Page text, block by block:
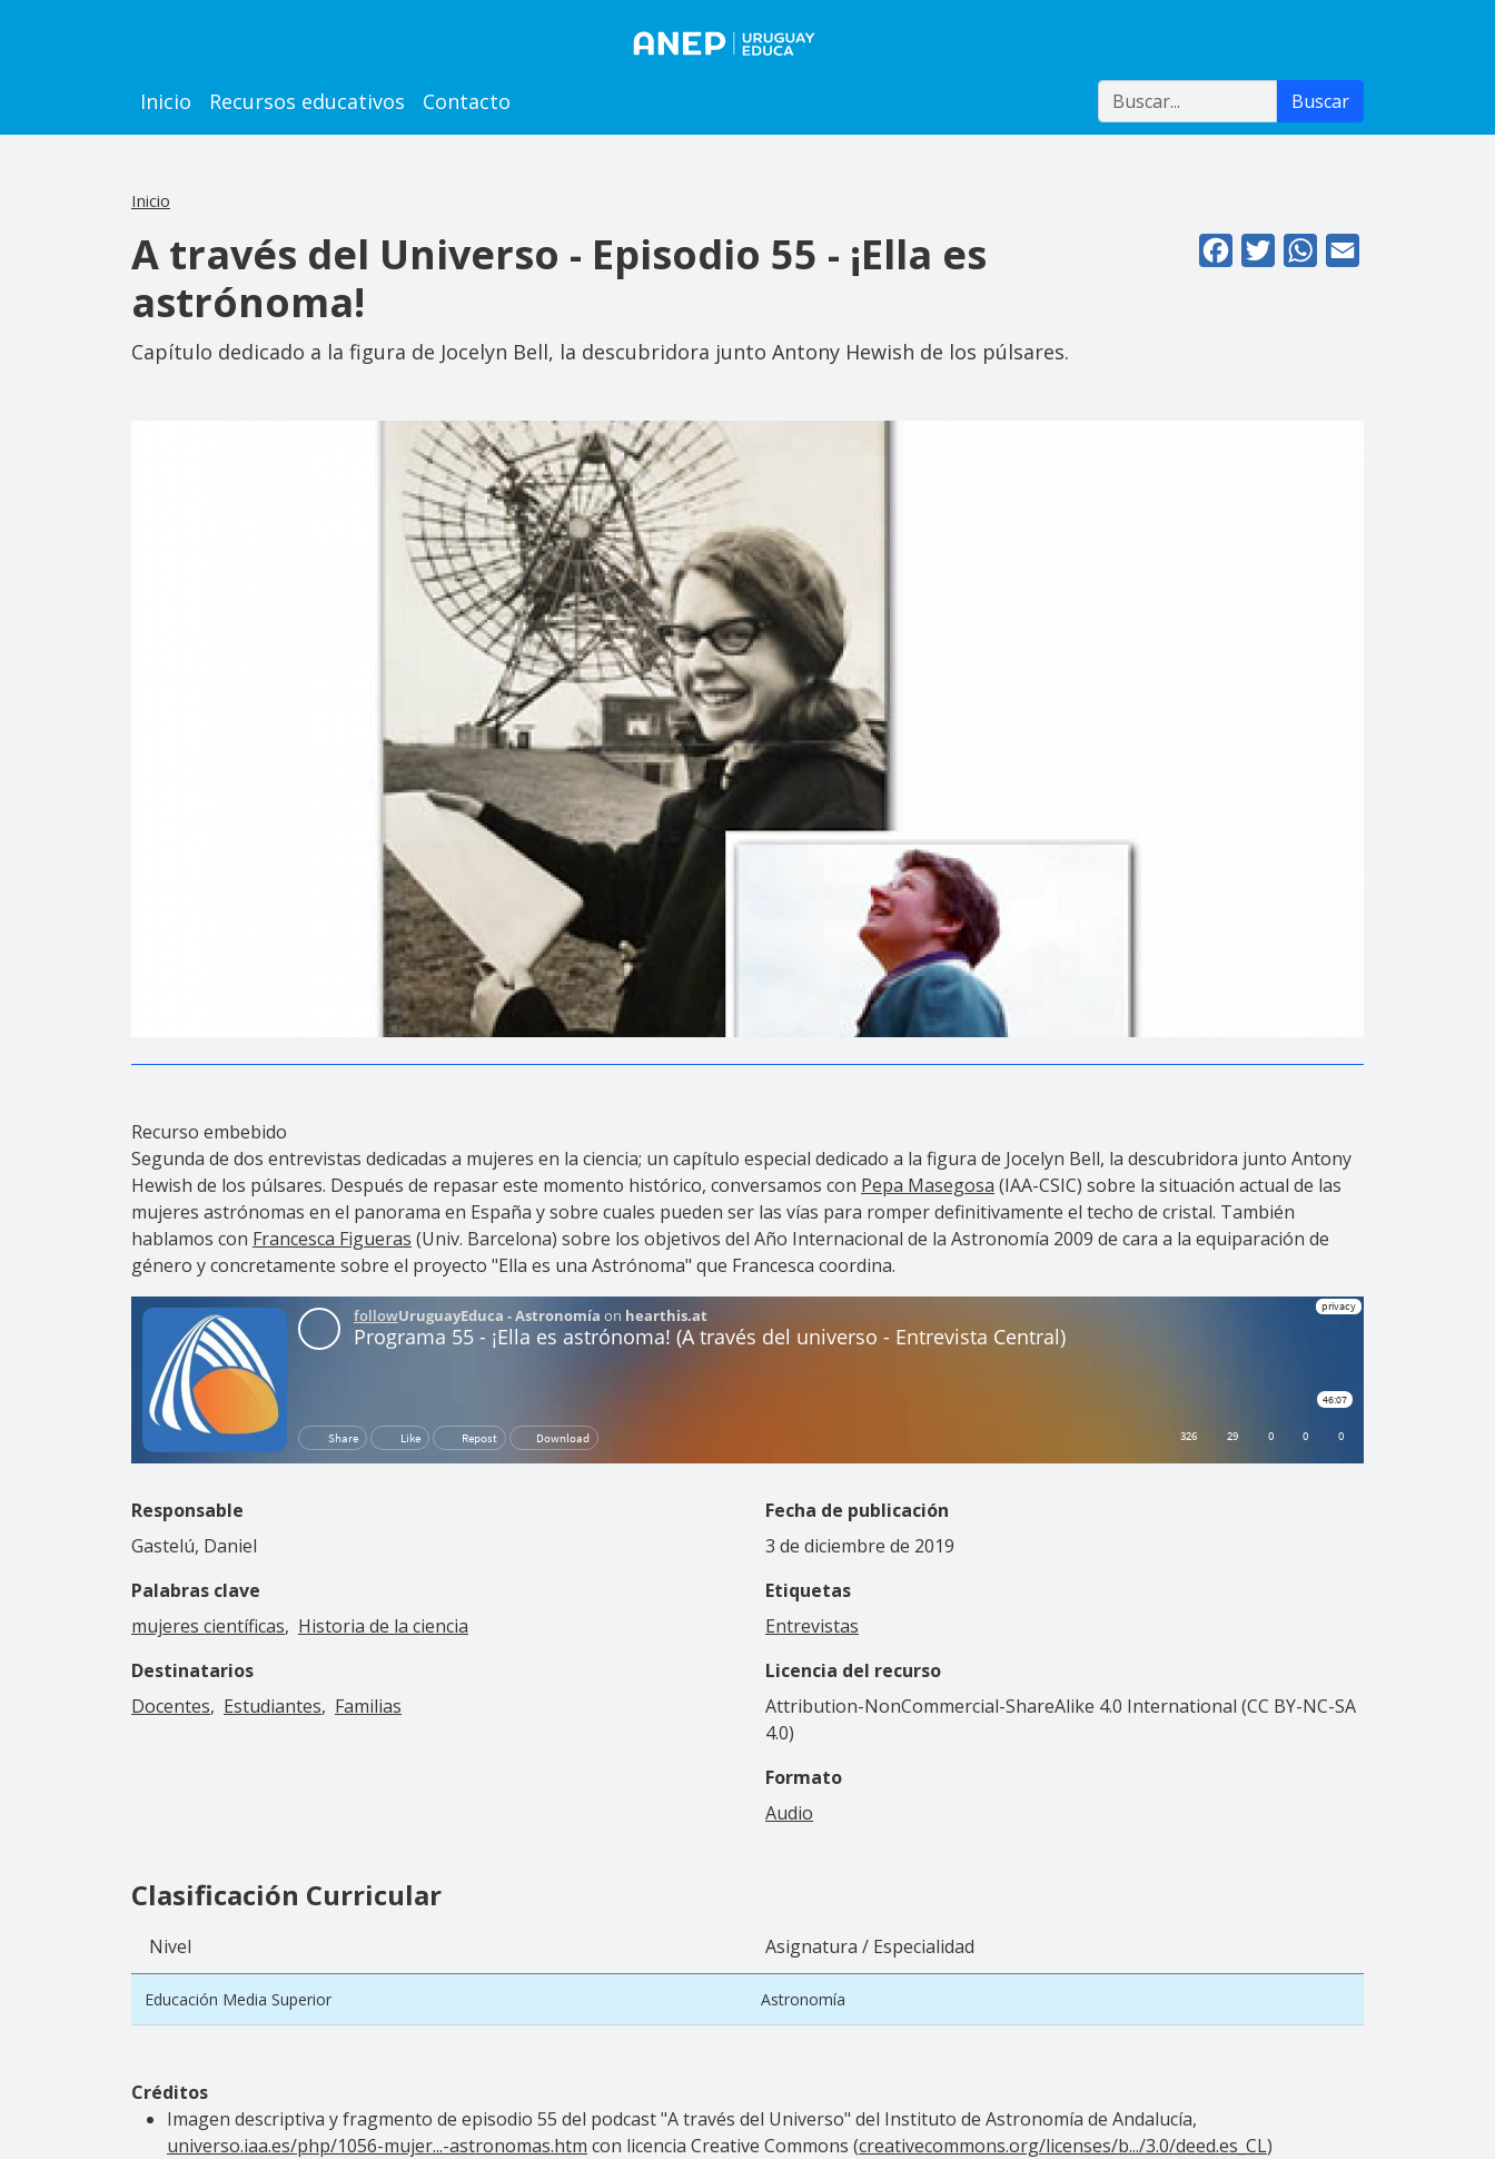
Main navigation
Inicio Recursos educativos Contacto Buscar Buscar
Inicio
FacebookTwitterWhatsApp
A través del Universo - Episodio 55 - ¡Ella es
astrónoma!
Capítulo dedicado a la figura de Jocelyn Bell, la descubridora junto Antony Hewish de los púlsares.
Recurso embebido
Segunda de dos entrevistas dedicadas a mujeres en la ciencia; un capítulo especial dedicado a la figura de Jocelyn Bell, la descubridora junto Antony
Hewish de los púlsares. Después de repasar este momento histórico, conversamos con Pepa Masegosa (IAA-CSIC) sobre la situación actual de las
mujeres astrónomas en el panorama en España y sobre cuales pueden ser las vías para romper definitivamente el techo de cristal. También
hablamos con Francesca Figueras (Univ. Barcelona) sobre los objetivos del Año Internacional de la Astronomía 2009 de cara a la equiparación de
género y concretamente sobre el proyecto "Ella es una Astrónoma" que Francesca coordina.
Responsable
Gastelú, Daniel
Palabras clave
mujeres científicas
Historia de la ciencia
Destinatarios
Docentes
Estudiantes Familias
Fecha de publicación
3 de diciembre de 2019
Etiquetas
Entrevistas
Licencia del recurso
Attribution-NonCommercial-ShareAlike 4.0 International (CC BY-NC-SA
4.0)
Formato
Audio
Clasificación Curricular
Nivel
Educación Media Superior
Asignatura / Especialidad
Astronomía
Créditos
Imagen descriptiva y fragmento de episodio 55 del podcast "A través del Universo" del Instituto de Astronomía de Andalucía,
universo.iaa.es/php/1056-mujer...-astronomas.htm con licencia Creative Commons (creativecommons.org/licenses/b.../3.0/deed.es_CL)